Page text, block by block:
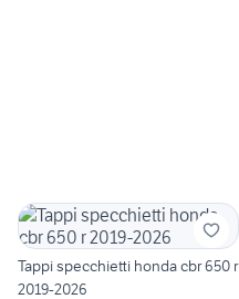
Tappi specchietti honda cbr 650 r
2019-2026